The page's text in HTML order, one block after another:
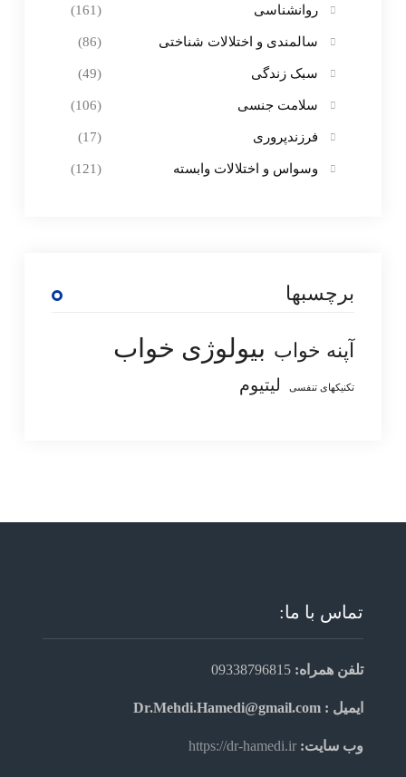
روانشناسی (161)
سالمندی و اختلالات شناختی (86)
سبک زندگی (49)
سلامت جنسی (106)
فرزندپروری (17)
وسواس و اختلالات وابسته (121)
برچسبها
آپنه خواب بیولوژی خواب
تکنیکهای تنفسی لیتیوم
تماس با ما:
تلفن همراه: 09338796815
ایمیل : Dr.Mehdi.Hamedi@gmail.com
وب سایت: https://dr-hamedi.ir